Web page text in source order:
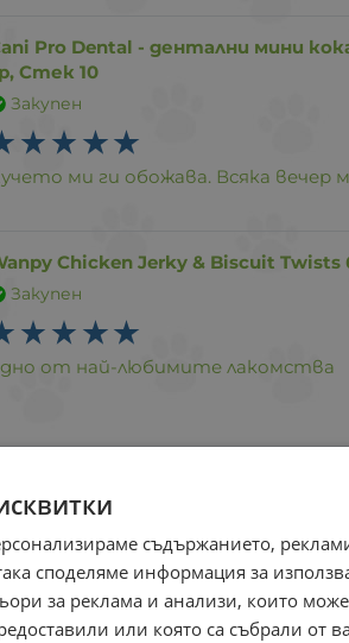
Pro Dental - дентални мини
Стек 10
Закупен
ми ги обожава. Всяка вечер
Chicken Jerky & Biscuit
Закупен
от най-любимите лакомства
Закупен
солетки - кучето много ги
съдържанието,
споделяме информация за
за реклама и анализи, които
или която са събрали от